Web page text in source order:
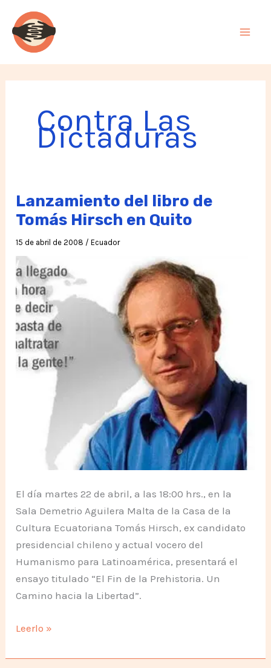
contenido
Contra Las
Dictaduras
Lanzamiento del libro de
Tomás Hirsch en Quito
15 de abril de 2008 /Ecuador
El día martes 22 de abril, a las 18:00 hrs., en la
Sala Demetrio Aguilera Malta de la Casa de la
Cultura Ecuatoriana Tomás Hirsch, ex candidato
presidencial chileno y actual vocero del
Humanismo para Latinoamérica, presentará el
ensayo titulado “El Fin de la Prehistoria. Un
Camino hacia la Libertad”.
Lanzamiento
libro
Leerlo »